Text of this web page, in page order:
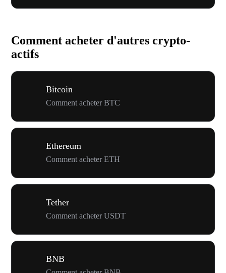
Comment acheter d'autres crypto-
actifs
Bitcoin
Comment acheter BTC
Ethereum
Comment acheter ETH
Tether
Comment acheter USDT
BNB